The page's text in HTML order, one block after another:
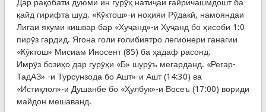
Дар рақобати дуюми ин гурӯҳ натиҷаи ғайричашмдошт ба
қайд гирифта шуд. «Кӯктош»-и ноҳияи Рӯдакӣ, намояндаи
Лигаи якуми кишвар бар «Хуҷанд»-и Хуҷанд бо ҳисоби 1:0
пирӯз гардид. Ягона голи ғолибиятро легионери ганагии
«Кӯктош» Мисиам Иносент (85) ба ҳадаф расонд.
Имрӯз бозиҳо дар гурӯҳи «Б» шурӯъ мегарданд. «Регар-
ТадАЗ» -и Турсунзода бо Ашт»-и Ашт (14:30) ва
«Истиқлол»-и Душанбе бо «Ҳулбук»-и Восеъ (17:00) вориди
майдон мешаванд.